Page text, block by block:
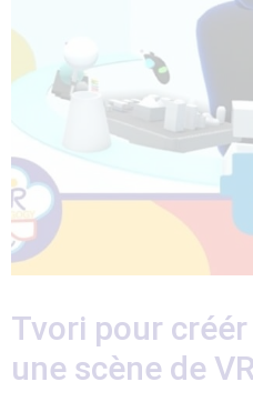
Tvori pour
une scène de